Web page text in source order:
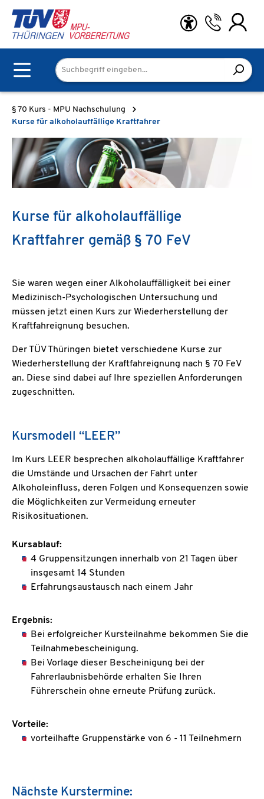
Zum Hauptinhalt springen
§ 70 Kurs - MPU Nachschulung
Kurse für alkoholauffällige Kraftfahrer
Kurse für alkoholauffällige
Kraftfahrer gemäß § 70 FeV
Sie waren wegen einer Alkoholauffälligkeit bei einer
Medizinisch-Psychologischen Untersuchung und
müssen jetzt einen Kurs zur Wiederherstellung der
Kraftfahreignung besuchen.
Der TÜV Thüringen bietet verschiedene Kurse zur
Wiederherstellung der Kraftfahreignung nach § 70 FeV
an. Diese sind dabei auf Ihre speziellen Anforderungen
zugeschnitten.
Kursmodell “LEER”
Im Kurs LEER besprechen alkoholauffällige Kraftfahrer
die Umstände und Ursachen der Fahrt unter
Alkoholeinfluss, deren Folgen und Konsequenzen sowie
die Möglichkeiten zur Vermeidung erneuter
Risikosituationen.
Kursablauf:
4 Gruppensitzungen innerhalb von 21 Tagen über
insgesamt 14 Stunden
Erfahrungsaustausch nach einem Jahr
Ergebnis:
Bei erfolgreicher Kursteilnahme bekommen Sie die
Teilnahmebescheinigung.
Bei Vorlage dieser Bescheinigung bei der
Fahrerlaubnisbehörde erhalten Sie Ihren
Führerschein ohne erneute Prüfung zurück.
Vorteile:
vorteilhafte Gruppenstärke von 6 - 11 Teilnehmern
Nächste Kurstermine: